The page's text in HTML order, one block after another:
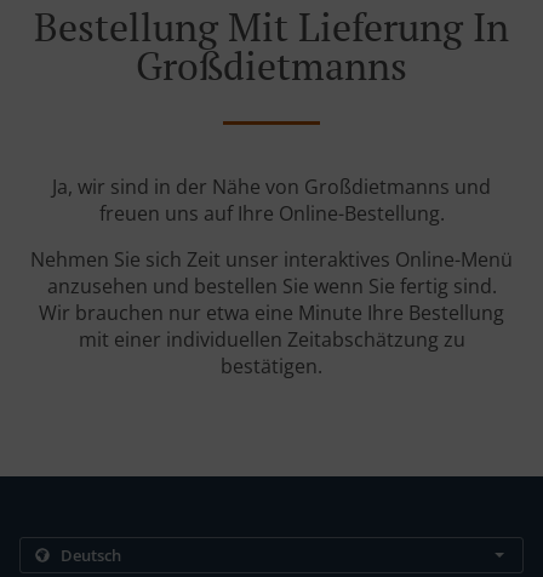
Bestellung Mit Lieferung In
Großdietmanns
Ja, wir sind in der Nähe von Großdietmanns und
freuen uns auf Ihre Online-Bestellung.
Nehmen Sie sich Zeit unser interaktives Online-Menü
anzusehen und bestellen Sie wenn Sie fertig sind.
Wir brauchen nur etwa eine Minute Ihre Bestellung
mit einer individuellen Zeitabschätzung zu
bestätigen.